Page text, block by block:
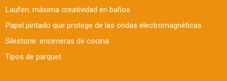
Laufen: máxima creatividad en baños
Papel pintado que protege de las ondas electromagnéticas
Silestone: encimeras de cocina
Tipos de parquet